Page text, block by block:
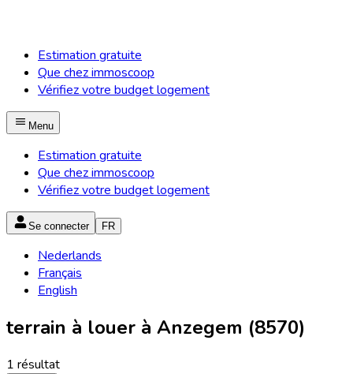
Estimation gratuite
Que chez immoscoop
Vérifiez votre budget logement
Menu
Estimation gratuite
Que chez immoscoop
Vérifiez votre budget logement
Se connecter FR
Nederlands
Français
English
terrain à louer à Anzegem (8570)
1 résultat